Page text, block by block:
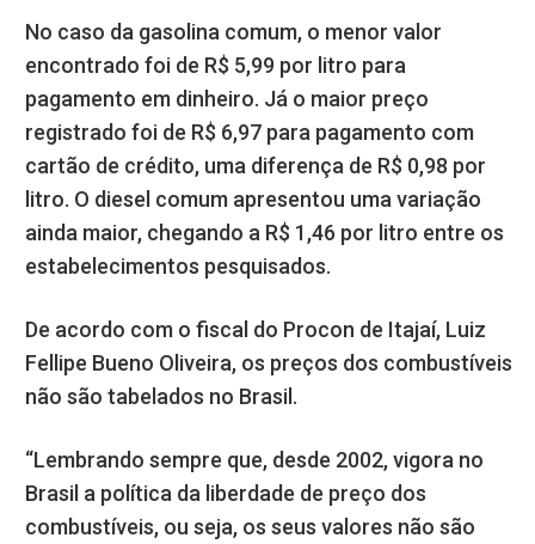
No caso da gasolina comum, o menor valor
encontrado foi de R$ 5,99 por litro para
pagamento em dinheiro. Já o maior preço
registrado foi de R$ 6,97 para pagamento com
cartão de crédito, uma diferença de R$ 0,98 por
litro. O diesel comum apresentou uma variação
ainda maior, chegando a R$ 1,46 por litro entre os
estabelecimentos pesquisados.
De acordo com o fiscal do Procon de Itajaí, Luiz
Fellipe Bueno Oliveira, os preços dos combustíveis
não são tabelados no Brasil.
“Lembrando sempre que, desde 2002, vigora no
Brasil a política da liberdade de preço dos
combustíveis, ou seja, os seus valores não são